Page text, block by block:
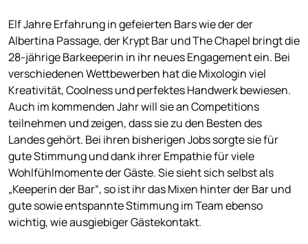
Elf Jahre Erfahrung in gefeierten Bars wie der der
Albertina Passage, der Krypt Bar und The Chapel bringt die
28-jährige Barkeeperin in ihr neues Engagement ein. Bei
verschiedenen Wettbewerben hat die Mixologin viel
Kreativität, Coolness und perfektes Handwerk bewiesen.
Auch im kommenden Jahr will sie an Competitions
teilnehmen und zeigen, dass sie zu den Besten des
Landes gehört. Bei ihren bisherigen Jobs sorgte sie für
gute Stimmung und dank ihrer Empathie für viele
Wohlfühlmomente der Gäste. Sie sieht sich selbst als
„Keeperin der Bar“, so ist ihr das Mixen hinter der Bar und
gute sowie entspannte Stimmung im Team ebenso
wichtig, wie ausgiebiger Gästekontakt.